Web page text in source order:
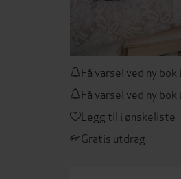
Få varsel ved ny bok
Få varsel ved ny
Legg til i ønskeliste
Gratis utdrag